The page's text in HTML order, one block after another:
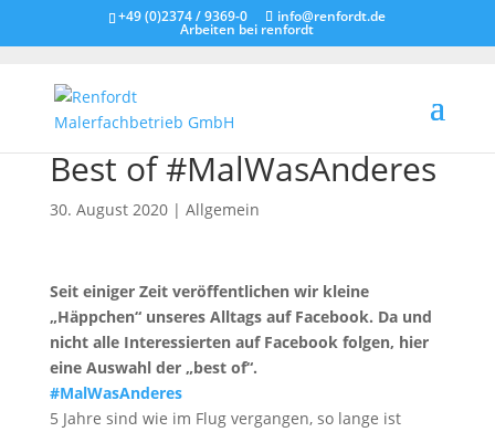
+49 (0)2374 / 9369-0 info@renfordt.de
Arbeiten bei renfordt
Best of #MalWasAnderes
30. August 2020| Allgemein
Seit einiger Zeit veröffentlichen wir kleine
„Häppchen“ unseres Alltags auf Facebook. Da und
nicht alle Interessierten auf Facebook folgen, hier
eine Auswahl der „best of“.
#MalWasAnderes
5 Jahre sind wie im Flug vergangen, so lange ist